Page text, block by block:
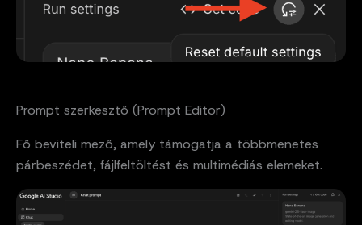
Prompt szerkesztő (Prompt Editor)
Fő beviteli mező, amely támogatja a többmenetes
párbeszédet, fájlfeltöltést és multimédiás elemeket.